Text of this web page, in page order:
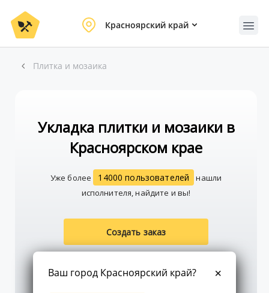
Красноярский край
Плитка и мозаика
Укладка плитки и мозаики в
Красноярском крае
Уже более 14000 пользователей
нашли
исполнителя, найдите и вы!
Создать заказ
Ваш город Красноярский край?